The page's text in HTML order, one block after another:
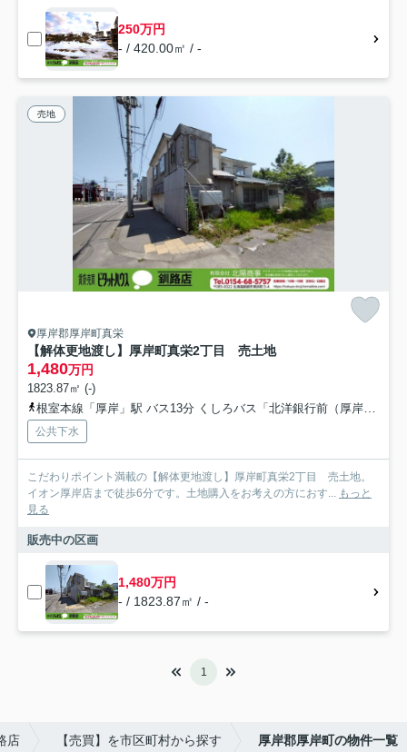
250万円
- / 420.00㎡ / -
売地
厚岸郡厚岸町真栄
【解体更地渡し】厚岸町真栄2丁目 売土地
1,480万円
1823.87㎡ (-)
根室本線「厚岸」駅 バス13分 くしろバス「北洋銀行前（厚岸町）」 停歩1分
公共下水
こだわりポイント満載の【解体更地渡し】厚岸町真栄2丁目 売土地。
イオン厚岸店まで徒歩6分です。土地購入をお考えの方におす... もっと
見る
販売中の区画
1,480万円
- / 1823.87㎡ / -
1
店 【売買】を市区町村から探す 厚岸郡厚岸町の物件一覧